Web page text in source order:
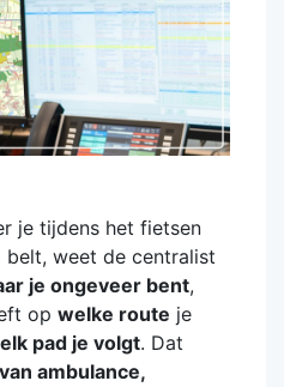
je tijdens het fietsen
belt, weet de centralist
je ongeveer bent,
op welke route je
pad je volgt. Dat
ambulance,